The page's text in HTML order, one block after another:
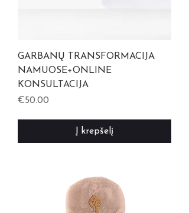
GARBANŲ TRANSFORMACIJA
NAMUOSE+ONLINE
KONSULTACIJA
Kaina
€50.00
Į krepšelį